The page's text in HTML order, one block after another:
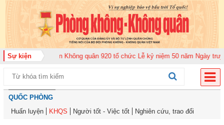
Sự kiện
Trung đoàn Không quân 920 tổ chức Lễ kỷ niệm 50 năm Ngày truyền
QUỐC PHÒNG
Huấn luyện
KHQS Người tốt - Việc tốt Nghiên cứu, trao đổi